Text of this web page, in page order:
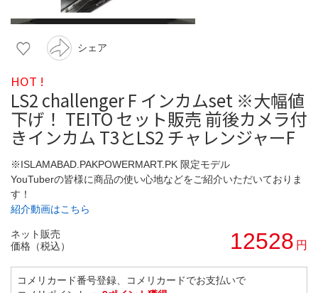
シェア
HOT !
LS2 challenger F インカムset ※大幅値
下げ！ TEITO セット販売 前後カメラ付
きインカム T3とLS2 チャレンジャーF
※ISLAMABAD.PAKPOWERMART.PK 限定モデル
YouTuberの皆様に商品の使い心地などをご紹介いただいておりま
す！
紹介動画はこちら
ネット販売
価格（税込）
12528 円
コメリカード番号登録、コメリカードでお支払いで